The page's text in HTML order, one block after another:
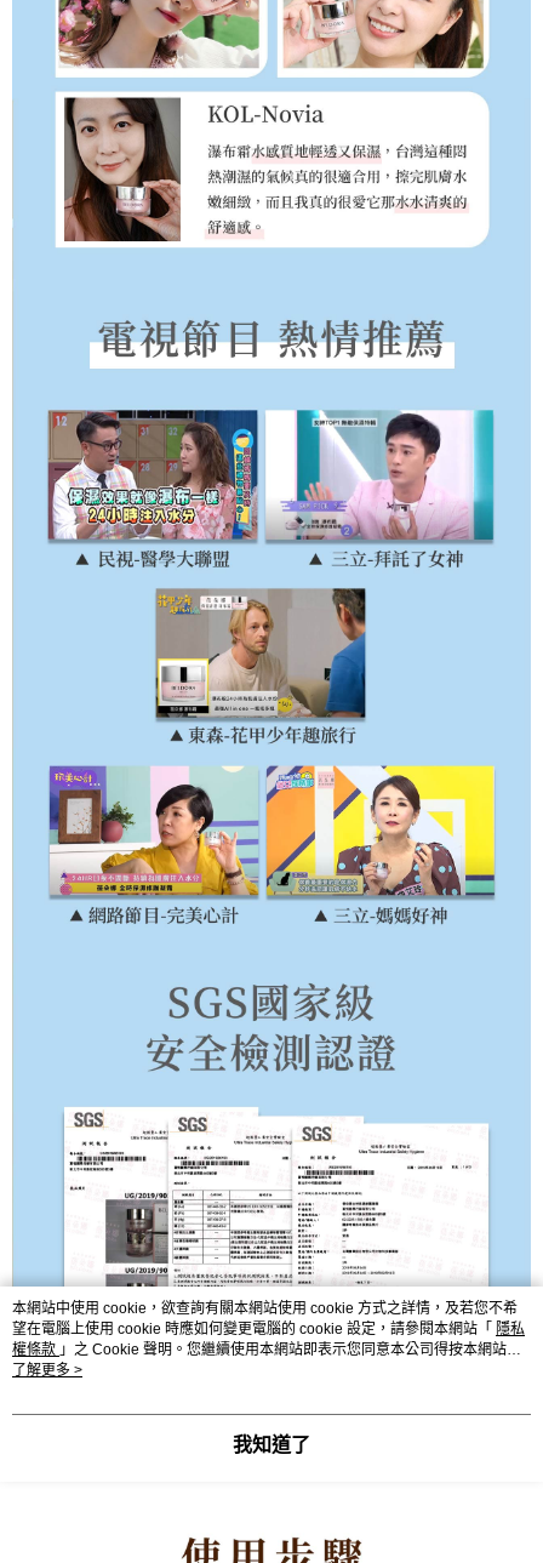
本網站中使用 cookie，欲查詢有關本網站使用 cookie 方式之詳情，及若您不希
望在電腦上使用 cookie 時應如何變更電腦的 cookie 設定，請參閱本網站「 隱私
權條款 」之 Cookie 聲明。您繼續使用本網站即表示您同意本公司得按本網站使
用條款之 Cookie 聲明使用 cookie。
了解更多 >
我知道了